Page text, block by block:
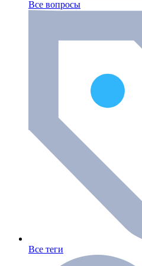
Все вопросы
Все теги